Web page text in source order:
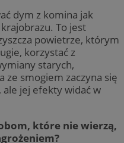
dym z komina jak
To jest
powietrze, którym
korzystać z
starych,
ze smogiem zaczyna się
ale jej efekty widać w
które nie wierzą,